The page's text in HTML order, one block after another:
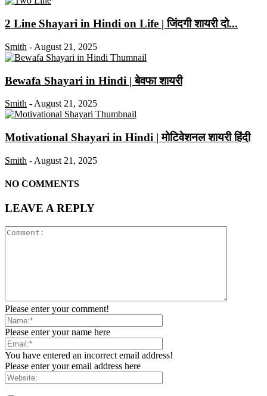
2 Line Shayari in Hindi on Life | जिंदगी शायरी दो...
Smith - August 21, 2025
Bewafa Shayari in Hindi | बेवफा शायरी
Smith - August 21, 2025
Motivational Shayari in Hindi | मोटिवेशनल शायरी हिंदी
Smith - August 21, 2025
NO COMMENTS
LEAVE A REPLY
Please enter your comment!
Please enter your name here
You have entered an incorrect email address!
Please enter your email address here